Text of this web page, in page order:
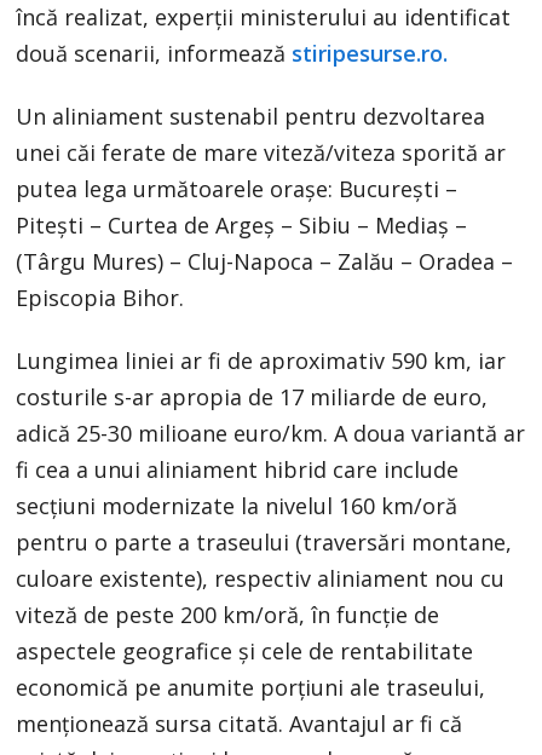
încă realizat, experții ministerului au identificat
două scenarii, informează stiripesurse.ro.
Un aliniament sustenabil pentru dezvoltarea
unei căi ferate de mare viteză/viteza sporită ar
putea lega următoarele orașe: Bucureşti –
Pitești – Curtea de Argeş – Sibiu – Mediaş –
(Târgu Mures) – Cluj-Napoca – Zalău – Oradea –
Episcopia Bihor.
Lungimea liniei ar fi de aproximativ 590 km, iar
costurile s-ar apropia de 17 miliarde de euro,
adică 25-30 milioane euro/km. A doua variantă ar
fi cea a unui aliniament hibrid care include
secţiuni modernizate la nivelul 160 km/oră
pentru o parte a traseului (traversări montane,
culoare existente), respectiv aliniament nou cu
viteză de peste 200 km/oră, în funcție de
aspectele geografice şi cele de rentabilitate
economică pe anumite porţiuni ale traseului,
menționează sursa citată. Avantajul ar fi că